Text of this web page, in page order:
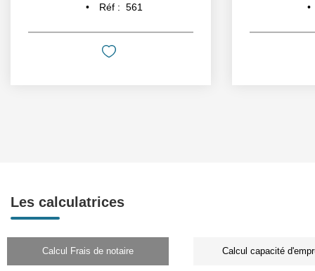
Réf : 561
Les calculatrices
Calcul Frais de notaire Calcul capacité